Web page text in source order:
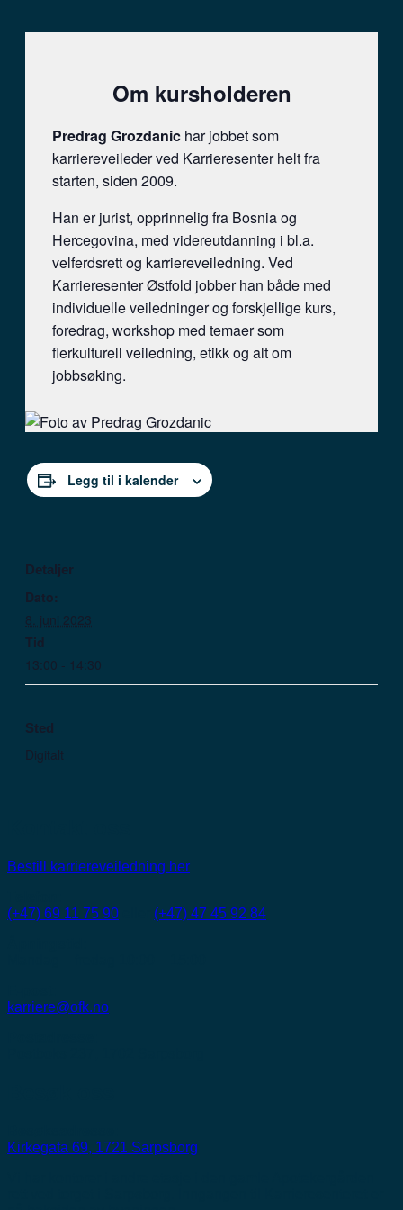
Om kursholderen
Predrag Grozdanic har jobbet som
karriereveileder ved Karrieresenter helt fra
starten, siden 2009.
Han er jurist, opprinnelig fra Bosnia og
Hercegovina, med videreutdanning i bl.a.
velferdsrett og karriereveiledning. Ved
Karrieresenter Østfold jobber han både med
individuelle veiledninger og forskjellige kurs,
foredrag, workshop med temaer som
flerkulturell veiledning, etikk og alt om
jobbsøking.
Legg til i kalender
Detaljer
Dato:
8. juni 2023
Tid
13:00 - 14:30
Sted
Digitalt
Bestill karriereveiledning her
(+47) 69 11 75 90
(+47) 47 45 92 84
karriere@ofk.no
Kirkegata 69, 1721 Sarpsborg